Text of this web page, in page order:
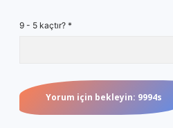
9 - 5 kaçtır? *